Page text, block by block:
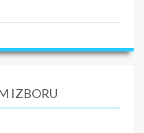
IZBORU